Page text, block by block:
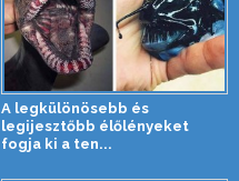
A legkülönösebb és
legijesztőbb élőlényeket
fogja ki a ten...